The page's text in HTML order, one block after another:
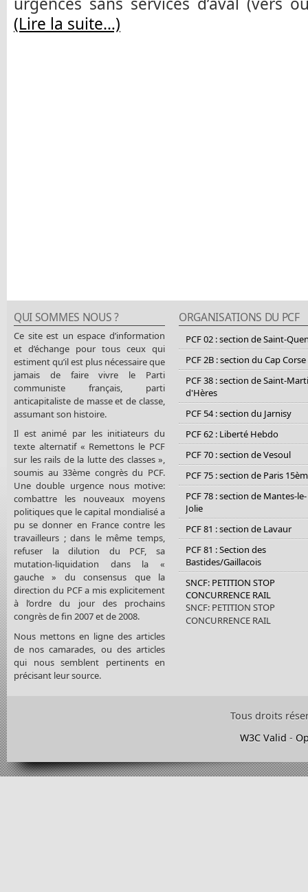
(Lire la suite…)
QUI SOMMES NOUS ?
Ce site est un espace d’information
et d’échange pour tous ceux qui
estiment qu’il est plus nécessaire que
jamais de faire vivre le Parti
communiste français, parti
anticapitaliste de masse et de classe,
assumant son histoire.
Il est animé par les initiateurs du
texte alternatif « Remettons le PCF
sur les rails de la lutte des classes »,
soumis au 33ème congrès du PCF.
Une double urgence nous motive:
combattre les nouveaux moyens
politiques que le capital mondialisé a
pu se donner en France contre les
travailleurs ; dans le même temps,
refuser la dilution du PCF, sa
mutation-liquidation dans la «
gauche » du consensus que la
direction du PCF a mis explicitement
à l’ordre du jour des prochains
congrès de fin 2007 et de 2008.
Nous mettons en ligne des articles
de nos camarades, ou des articles
qui nous semblent pertinents en
précisant leur source.
ORGANISATIONS DU PCF
PCF 02 : section de Saint-
PCF 2B : section du Cap Corse
PCF 38 : section de Saint-
d'Hères
PCF 54 : section du Jarnisy
PCF 62 : Liberté Hebdo
PCF 70 : section de Vesoul
PCF 75 : section de Paris
PCF 78 : section de Mantes-le-
Jolie
PCF 81 : section de Lavaur
PCF 81 : Section des
Bastides/Gaillacois
SNCF: PETITION STOP
CONCURRENCE RAIL
SNCF: PETITION STOP
CONCURRENCE RAIL
Tous droits
W3C Valid -